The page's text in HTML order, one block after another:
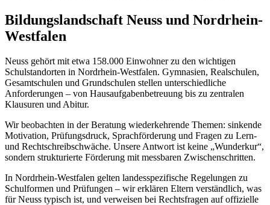
Bildungslandschaft Neuss und Nordrhein-
Westfalen
Neuss gehört mit etwa 158.000 Einwohner zu den wichtigen
Schulstandorten in Nordrhein-Westfalen. Gymnasien, Realschulen,
Gesamtschulen und Grundschulen stellen unterschiedliche
Anforderungen – von Hausaufgabenbetreuung bis zu zentralen
Klausuren und Abitur.
Wir beobachten in der Beratung wiederkehrende Themen: sinkende
Motivation, Prüfungsdruck, Sprachförderung und Fragen zu Lern-
und Rechtschreibschwäche. Unsere Antwort ist keine „Wunderkur“,
sondern strukturierte Förderung mit messbaren Zwischenschritten.
In Nordrhein-Westfalen gelten landesspezifische Regelungen zu
Schulformen und Prüfungen – wir erklären Eltern verständlich, was
für Neuss typisch ist, und verweisen bei Rechtsfragen auf offizielle